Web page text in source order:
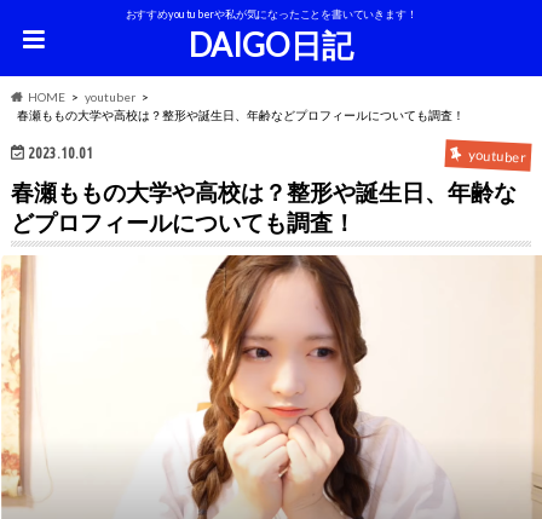
おすすめyoutuberや私が気になったことを書いていきます！
DAIGO日記
HOME
youtuber
春瀬ももの大学や高校は？整形や誕生日、年齢などプロフィールについても調査！
2023.10.01 youtuber
春瀬ももの大学や高校は？整形や誕生日、年齢な
どプロフィールについても調査！